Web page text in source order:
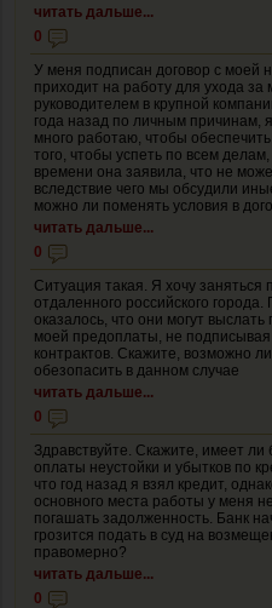
читать дальше...
0
У меня подписан договор с моей
приходит на работу для ухода
руководителем в крупной
года назад по личным причинам,
много работаю, чтобы
того, чтобы успеть по всем
времени она заявила, что не
вследствие чего мы обсудили
можно ли поменять условия в
читать дальше...
0
Ситуация такая. Я хочу заняться
отдаленного российского
оказалось, что они могут
моей предоплаты, не подписывая
контрактов. Скажите, возможно
обезопасить в данном случае
читать дальше...
0
Здравствуйте. Скажите, имеет ли
оплаты неустойки и убытков по
что год назад я взял кредит,
основного места работы у меня
погашать задолженность. Банк
грозится подать в суд на
правомерно?
читать дальше...
0